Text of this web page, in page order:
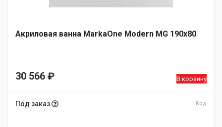
Акриловая ванна MarkaOne Modern MG 190х80
30 566 ₽ В корзину
Под заказ Код